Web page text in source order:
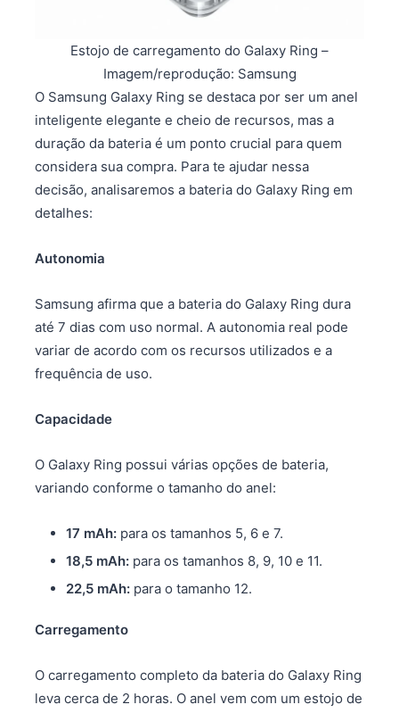
Estojo de carregamento do Galaxy Ring –
Imagem/reprodução: Samsung
O Samsung Galaxy Ring se destaca por ser um anel
inteligente elegante e cheio de recursos, mas a
duração da bateria é um ponto crucial para quem
considera sua compra. Para te ajudar nessa
decisão, analisaremos a bateria do Galaxy Ring em
detalhes:
Autonomia
Samsung afirma que a bateria do Galaxy Ring dura
até 7 dias com uso normal. A autonomia real pode
variar de acordo com os recursos utilizados e a
frequência de uso.
Capacidade
O Galaxy Ring possui várias opções de bateria,
variando conforme o tamanho do anel:
17 mAh: para os tamanhos 5, 6 e 7.
18,5 mAh: para os tamanhos 8, 9, 10 e 11.
22,5 mAh: para o tamanho 12.
Carregamento
O carregamento completo da bateria do Galaxy Ring
leva cerca de 2 horas. O anel vem com um estojo de